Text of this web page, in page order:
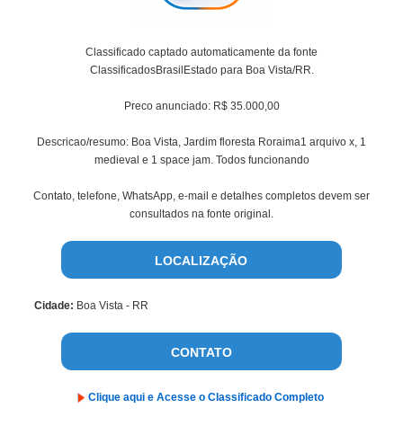
Classificado captado automaticamente da fonte
ClassificadosBrasilEstado para Boa Vista/RR.
Preco anunciado: R$ 35.000,00
Descricao/resumo: Boa Vista, Jardim floresta Roraima1 arquivo x, 1
medieval e 1 space jam. Todos funcionando
Contato, telefone, WhatsApp, e-mail e detalhes completos devem ser
consultados na fonte original.
LOCALIZAÇÃO
Cidade: Boa Vista - RR
CONTATO
Clique aqui e Acesse o Classificado Completo